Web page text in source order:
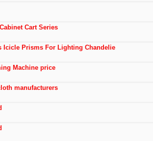
Cart Series
Icicle Prisms For Lighting Chandelie
Machine price
manufacturers